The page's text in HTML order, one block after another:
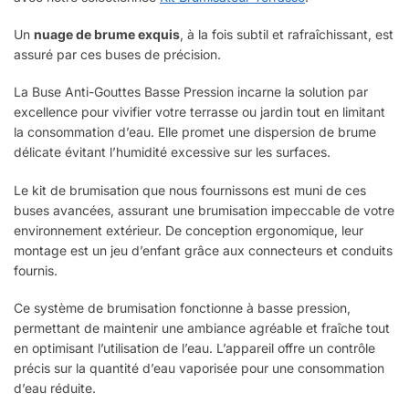
Un nuage de brume exquis, à la fois subtil et rafraîchissant, est
assuré par ces buses de précision.
La Buse Anti-Gouttes Basse Pression incarne la solution par
excellence pour vivifier votre terrasse ou jardin tout en limitant
la consommation d’eau. Elle promet une dispersion de brume
délicate évitant l’humidité excessive sur les surfaces.
Le kit de brumisation que nous fournissons est muni de ces
buses avancées, assurant une brumisation impeccable de votre
environnement extérieur. De conception ergonomique, leur
montage est un jeu d’enfant grâce aux connecteurs et conduits
fournis.
Ce système de brumisation fonctionne à basse pression,
permettant de maintenir une ambiance agréable et fraîche tout
en optimisant l’utilisation de l’eau. L’appareil offre un contrôle
précis sur la quantité d’eau vaporisée pour une consommation
d’eau réduite.